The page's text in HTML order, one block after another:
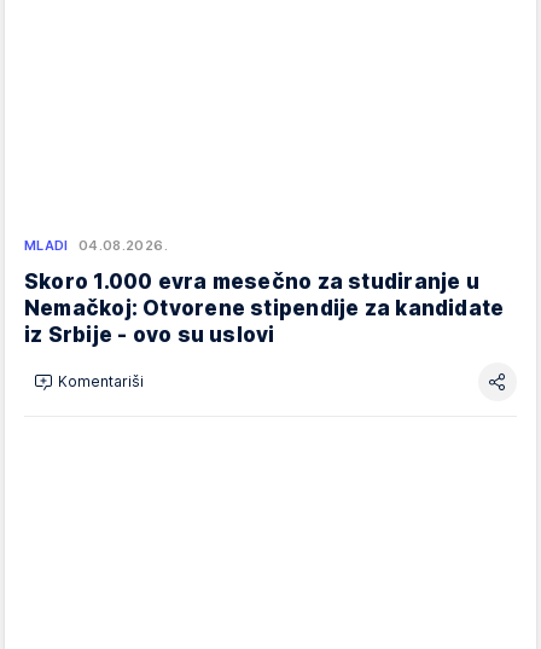
MLADI 04.08.2026.
Skoro 1.000 evra mesečno za studiranje u
Nemačkoj: Otvorene stipendije za kandidate
iz Srbije - ovo su uslovi
Komentariši